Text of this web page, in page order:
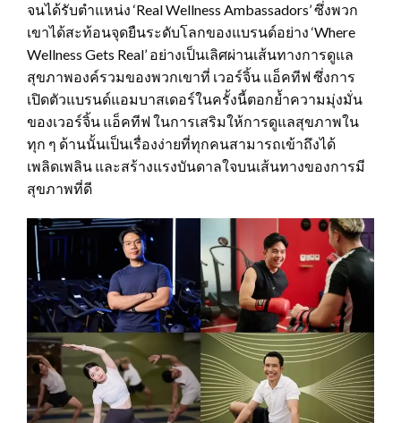
จนได้รับตำแหน่ง ‘Real Wellness Ambassadors’ ซึ่งพวก
เขาได้สะท้อนจุดยืนระดับโลกของแบรนด์อย่าง ‘Where
Wellness Gets Real’ อย่างเป็นเลิศผ่านเส้นทางการดูแล
สุขภาพองค์รวมของพวกเขาที่ เวอร์จิ้น แอ็คทีฟ ซึ่งการ
เปิดตัวแบรนด์แอมบาสเดอร์ในครั้งนี้ตอกย้ำความมุ่งมั่น
ของเวอร์จิ้น แอ็คทีฟ ในการเสริมให้การดูแลสุขภาพใน
ทุก ๆ ด้านนั้นเป็นเรื่องง่ายที่ทุกคนสามารถเข้าถึงได้
เพลิดเพลิน และสร้างแรงบันดาลใจบนเส้นทางของการมี
สุขภาพที่ดี